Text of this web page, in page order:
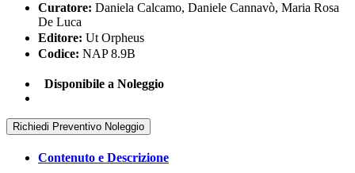
Curatore: Daniela Calcamo, Daniele Cannavò, Maria Rosa
De Luca
Editore: Ut Orpheus
Codice: NAP 8.9B
Disponibile a Noleggio
Richiedi Preventivo Noleggio
Contenuto e Descrizione